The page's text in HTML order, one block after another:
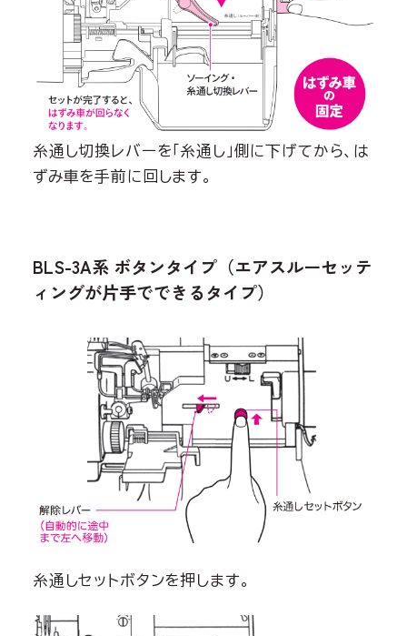
糸通し切換レバーを「糸通し」側に下げてから、は
ずみ車を手前に回します。
BLS-3A系 ボタンタイプ（エアスルーセッテ
ィングが片手でできるタイプ）
糸通しセットボタンを押します。